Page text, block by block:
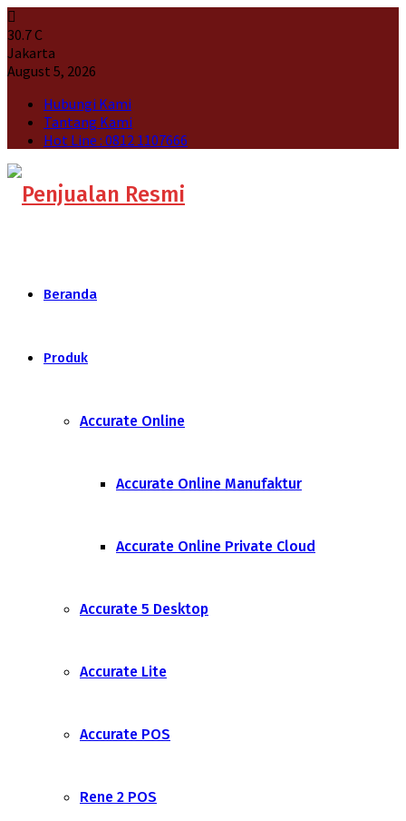
30.7C
Jakarta
August 5, 2026
Hubungi Kami
Tantang Kami
Hot Line : 0812 1107666
Beranda
Produk
Accurate Online
Accurate Online Manufaktur
Accurate Online Private Cloud
Accurate 5 Desktop
Accurate Lite
Accurate POS
Rene 2 POS